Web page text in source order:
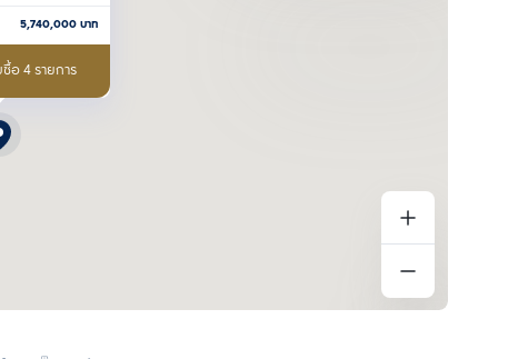
5,740,000 บาท
อ 4 รายการ